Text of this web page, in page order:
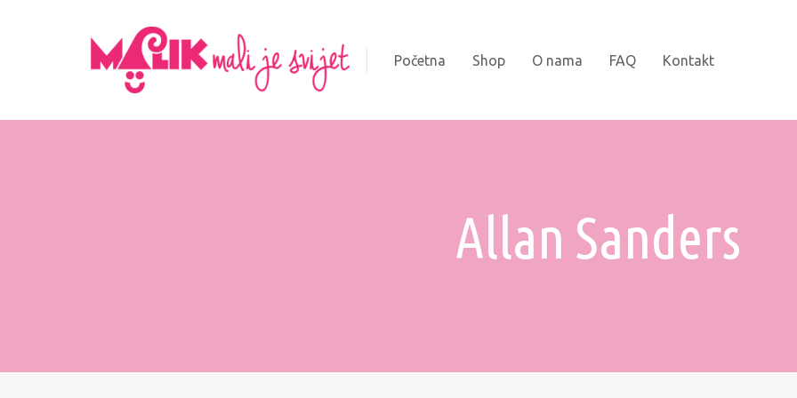
Početna Shop
Kartonske slikovnice
Slikovnice sa naljepnicama
O nama FAQ Kontakt
Allan Sanders